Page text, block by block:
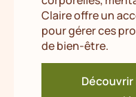
Claire offre un
pour gérer ces
de bien-être.